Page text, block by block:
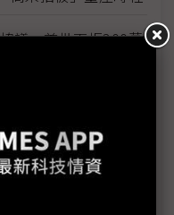
協議 首批面板300萬
一 9月發表日程受